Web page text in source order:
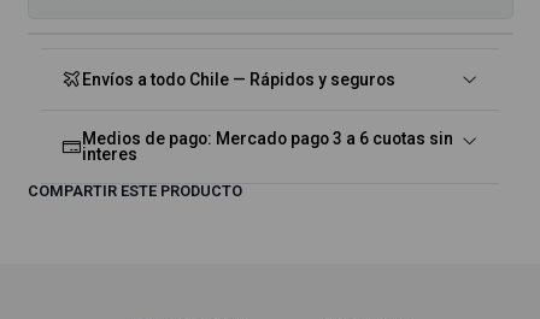
Envíos a todo Chile — Rápidos y seguros
Medios de pago: Mercado pago 3 a 6 cuotas sin
interes
COMPARTIR ESTE PRODUCTO